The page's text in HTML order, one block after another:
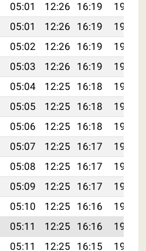
05:01 12:26 16:19
19:41
05:01 12:26 16:19
19:40
05:02 12:26 16:19
19:39
05:03 12:26 16:19
19:38
05:04 12:25 16:18
19:37
05:05 12:25 16:18
19:36
05:06 12:25 16:18
19:35
05:07 12:25 16:17
19:34
05:08 12:25 16:17
19:33
05:09 12:25 16:17
19:32
05:10 12:25 16:16
19:31
05:11 12:25 16:16
19:29
05:11 12:25 16:15
19:28